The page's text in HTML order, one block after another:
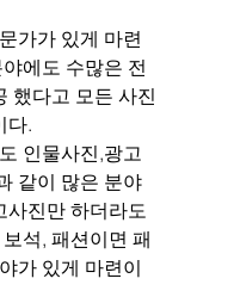
가가 있게 마련
에도 수많은 전
했다고 모든 사진
다.
인물사진,광고
같이 많은 분야
사진만 하더라도
석, 패션이면 패
가 있게 마련이